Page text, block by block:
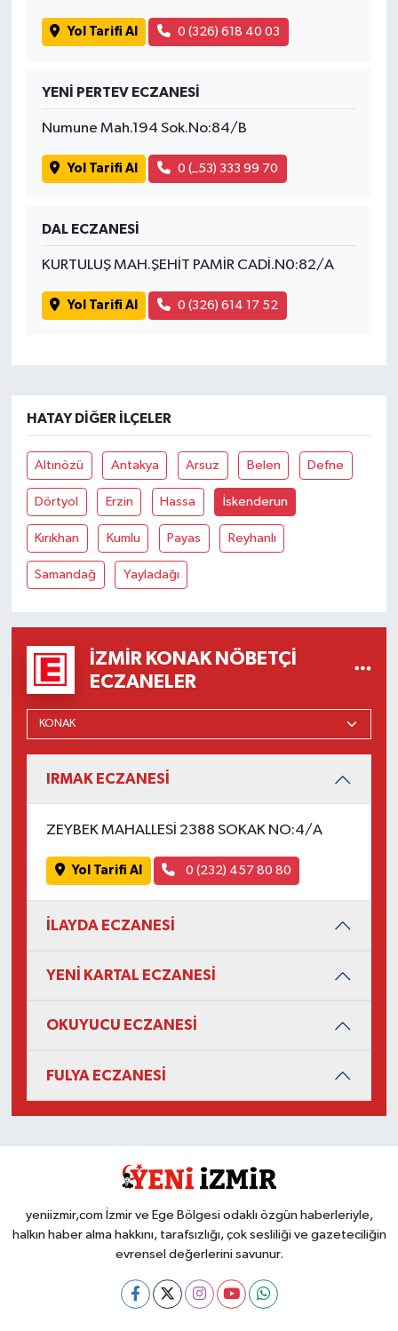
Yol Tarifi Al 0 (326) 618 40 03
YENİ PERTEV ECZANESİ
Numune Mah.194 Sok.No:84/B
Yol Tarifi Al 0 (_53) 333 99 70
DAL ECZANESİ
KURTULUŞ MAH.ŞEHİT PAMİR CADİ.N0:82/A
Yol Tarifi Al 0 (326) 614 17 52
HATAY DIĞER İLÇELER
Altınözü Antakya Arsuz Belen Defne
Dörtyol Erzin Hassa İskenderun
Kırıkhan Kumlu Payas Reyhanlı
Samandağ Yayladağı
İZMIR KONAK NÖBETÇI
ECZANELER
IRMAK ECZANESİ
ZEYBEK MAHALLESİ 2388 SOKAK NO:4/A
Yol Tarifi Al 0 (232) 457 80 80
İLAYDA ECZANESİ
YENİ KARTAL ECZANESİ
OKUYUCU ECZANESİ
FULYA ECZANESİ
yeniizmir,com İzmir ve Ege Bölgesi odaklı özgün haberleriyle,
halkın haber alma hakkını, tarafsızlığı, çok sesliliği ve gazeteciliğin
evrensel değerlerini savunur.